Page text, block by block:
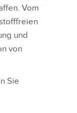
Vom
und
von
Sie